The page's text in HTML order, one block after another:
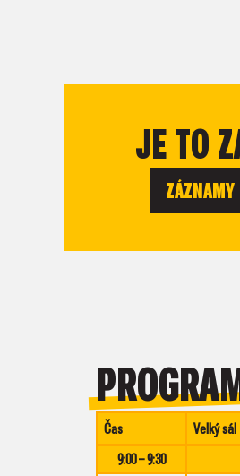
JE TO
Čas Velký sál
9:00 – 9:30